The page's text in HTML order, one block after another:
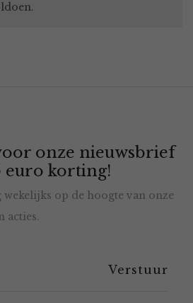
onze nieuwsbrief
euro korting!
wekelijks op de hoogte van onze
acties.